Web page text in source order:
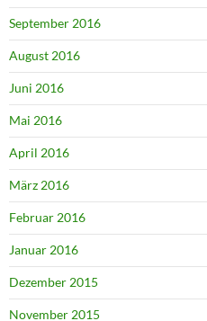
September 2016
August 2016
Juni 2016
Mai 2016
April 2016
März 2016
Februar 2016
Januar 2016
Dezember 2015
November 2015